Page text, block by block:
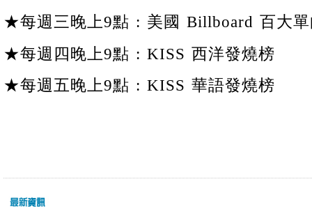
★每週三晚上9點 : 美國 Billboard 百大
★每週四晚上9點 : KISS 西洋發燒榜
★每週五晚上9點 : KISS 華語發燒榜